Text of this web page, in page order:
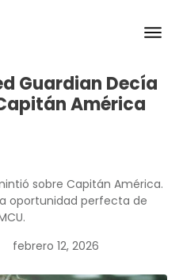
Guardian Decía
América
sobre Capitán América.
oportunidad perfecta de
febrero 12, 2026